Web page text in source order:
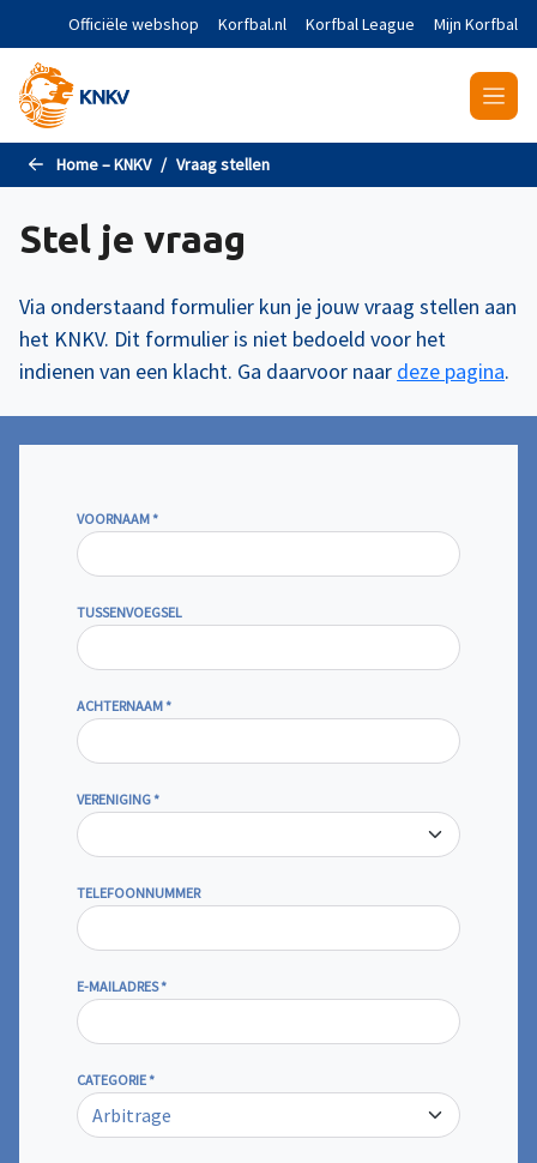
Naar de hoofdinhoud gaan
Officiële webshop Korfbal.nl Korfbal League Mijn Korfbal
Home – KNKV Vraag stellen
Stel je vraag
Via onderstaand formulier kun je jouw vraag stellen aan
het KNKV. Dit formulier is niet bedoeld voor het
indienen van een klacht. Ga daarvoor naar deze pagina.
VOORNAAM*
TUSSENVOEGSEL
ACHTERNAAM*
VERENIGING*
TELEFOONNUMMER
E-MAILADRES*
CATEGORIE*